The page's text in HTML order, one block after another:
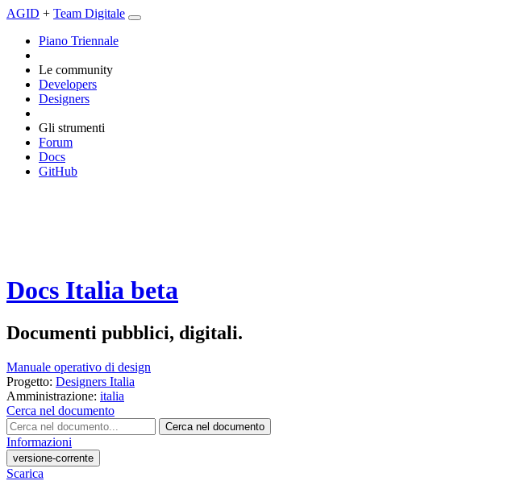
AGID + Team Digitale
Piano Triennale
Le community
Developers
Designers
Gli strumenti
Forum
Docs
GitHub
Docs Italia beta
Documenti pubblici, digitali.
Manuale operativo di design
Progetto: Designers Italia
Amministrazione: italia
Cerca nel documento
Cerca nel documento
Informazioni
versione-corrente
Scarica